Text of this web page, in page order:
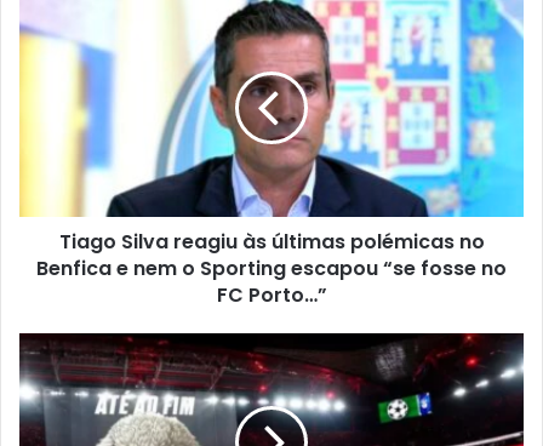
Tiago Silva reagiu às últimas polémicas no
Benfica e nem o Sporting escapou “se fosse no
FC Porto…”